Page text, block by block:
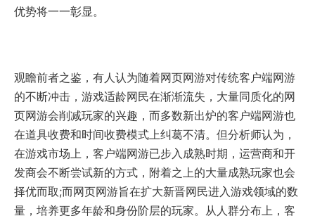
优势将一一彰显。
观瞻前者之鉴，有人认为随着网页网游对传统客户端网游
的不断冲击，游戏适龄网民在渐渐流失，大量同质化的网
页网游会削减玩家的兴趣，而多数新出炉的客户端网游也
在道具收费和时间收费模式上纠葛不清。但分析师认为，
在游戏市场上，客户端网游已步入成熟时期，运营商和开
发商会不断尝试新的方式，附着之上的大量成熟玩家也会
择优而取;而网页网游旨在扩大新晋网民进入游戏领域的数
量，培养更多年龄和身份阶层的玩家。从人群分布上，客